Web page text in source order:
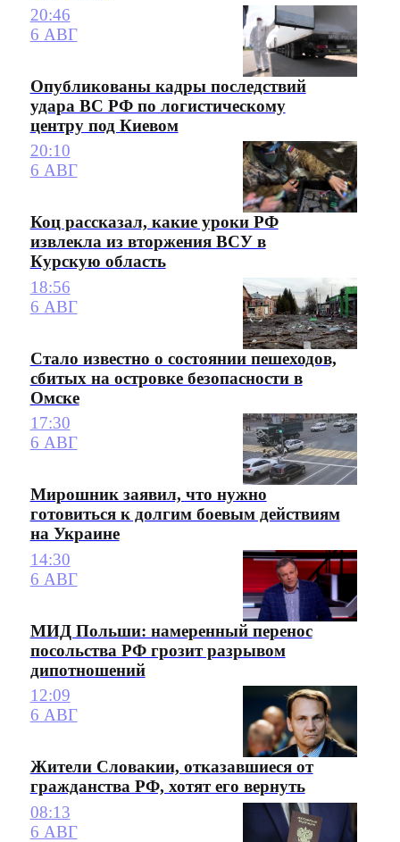
20:46
6 АВГ
Опубликованы кадры последствий
удара ВС РФ по логистическому
центру под Киевом
20:10
6 АВГ
Коц рассказал, какие уроки РФ
извлекла из вторжения ВСУ в
Курскую область
18:56
6 АВГ
Стало известно о состоянии пешеходов,
сбитых на островке безопасности в
Омске
17:30
6 АВГ
Мирошник заявил, что нужно
готовиться к долгим боевым действиям
на Украине
14:30
6 АВГ
МИД Польши: намеренный перенос
посольства РФ грозит разрывом
дипотношений
12:09
6 АВГ
Жители Словакии, отказавшиеся от
гражданства РФ, хотят его вернуть
08:13
6 АВГ